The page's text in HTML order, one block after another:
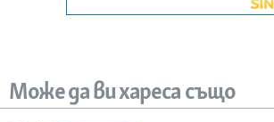
Може да ви хареса също